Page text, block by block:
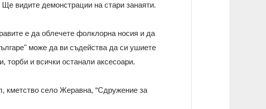
видите демонстрации на стари занаяти.
е да облечете фолклорна носия и да
може да ви съдейства да си ушиете
торби и всички останали аксесоари.
кметство село Жеравна, “Сдружение за